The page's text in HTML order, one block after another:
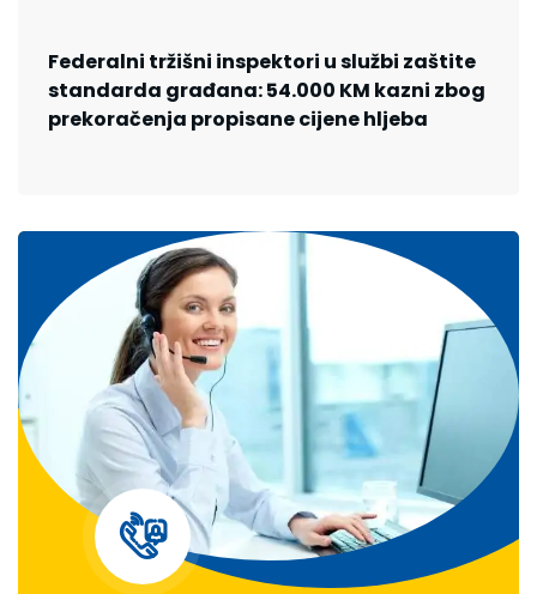
Federalni tržišni inspektori u službi zaštite
standarda građana: 54.000 KM kazni zbog
prekoračenja propisane cijene hljeba